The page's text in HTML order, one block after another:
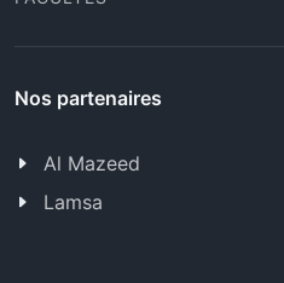
Nos partenaires
Al Mazeed
Lamsa